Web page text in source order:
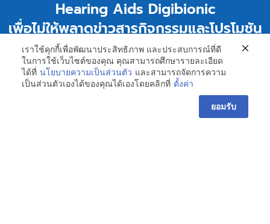
Hearing Aids Digibionic
เพื่อไม่ให้พลาดข่าวสารกิจกรรมและโปรโมชัน
ของเรานะคะ
เราใช้คุกกี้เพื่อพัฒนาประสิทธิภาพ และประสบการณ์ที่ดี
ในการใช้เว็บไซต์ของคุณ คุณสามารถศึกษารายละเอียด
ได้ที่ นโยบายความเป็นส่วนตัว และสามารถจัดการความ
เป็นส่วนตัวเองได้ของคุณได้เองโดยคลิกที่ ตั้งค่า
ยอมรับ
Contact us